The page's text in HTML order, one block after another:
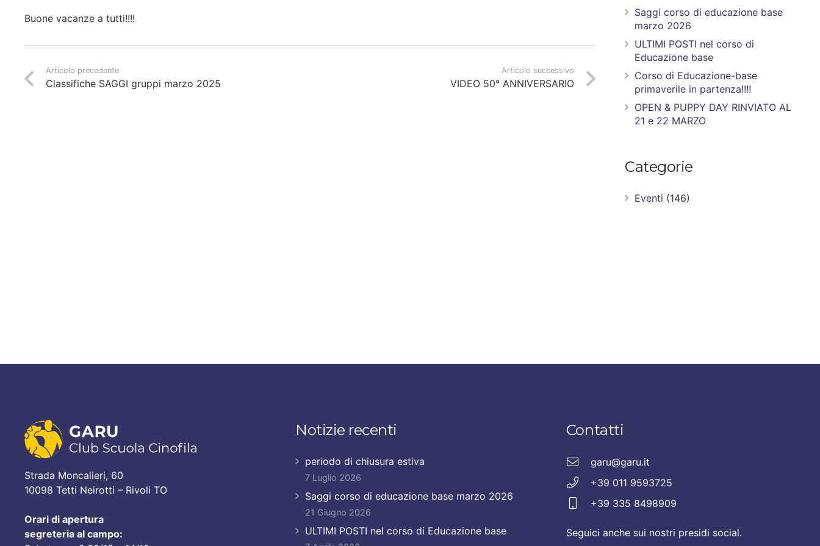
Buone vacanze a tutti!!!!
Articolo precedente
Classifiche SAGGI gruppi marzo 2025
Articolo successivo
VIDEO 50° ANNIVERSARIO
Saggi corso di educazione base
marzo 2026
ULTIMI POSTI nel corso di
Educazione base
Corso di Educazione-base
primaverile in partenza!!!!
OPEN & PUPPY DAY RINVIATO AL
21 e 22 MARZO
Categorie
Eventi (146)
Strada Moncalieri, 60
10098 Tetti Neirotti – Rivoli TO
Orari di apertura
segreteria al campo:
Notizie recenti
periodo di chiusura estiva
7 Luglio 2026
Saggi corso di educazione base marzo 2026
21 Giugno 2026
ULTIMI POSTI nel corso di Educazione base
Contatti
garu@garu.it
+39 011 9593725
+39 335 8498909
Seguici anche sui nostri presidi social.